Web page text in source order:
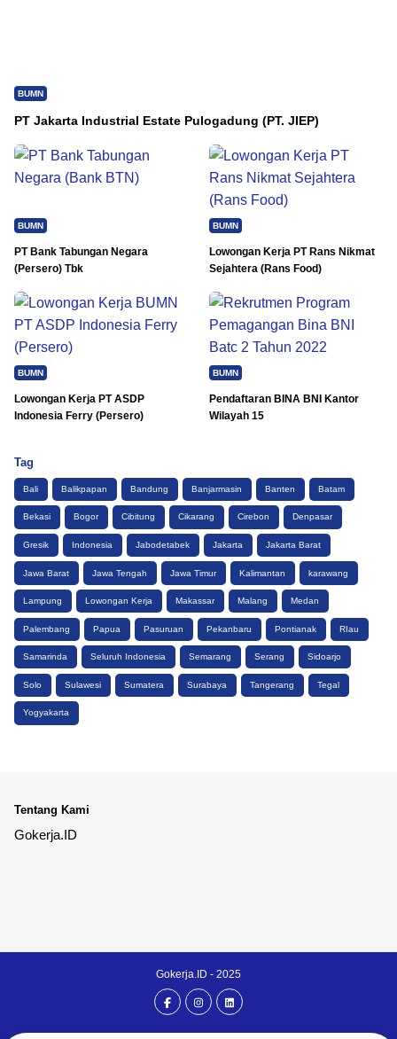
BUMN
PT Jakarta Industrial Estate Pulogadung (PT. JIEP)
BUMN
PT Bank Tabungan Negara
(Persero) Tbk
BUMN
Lowongan Kerja PT Rans Nikmat
Sejahtera (Rans Food)
BUMN
Lowongan Kerja PT ASDP
Indonesia Ferry (Persero)
BUMN
Pendaftaran BINA BNI Kantor
Wilayah 15
Tag
Bali Balikpapan Bandung Banjarmasin Banten Batam
Bekasi Bogor Cibitung Cikarang Cirebon Denpasar
Gresik Indonesia Jabodetabek Jakarta Jakarta Barat
Jawa Barat Jawa Tengah Jawa Timur Kalimantan karawang
Lampung Lowongan Kerja Makassar Malang Medan
Palembang Papua Pasuruan Pekanbaru Pontianak RIau
Samarinda Seluruh Indonesia Semarang Serang Sidoarjo
Solo Sulawesi Sumatera Surabaya Tangerang Tegal
Yogyakarta
Tentang Kami
Gokerja.ID
Gokerja.ID - 2025